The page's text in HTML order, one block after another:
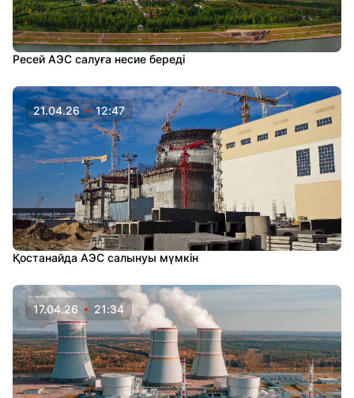
Ресей АЭС салуға несие береді
21.04.26 12:47
Қостанайда АЭС салынуы мүмкін
17.04.26 21:34